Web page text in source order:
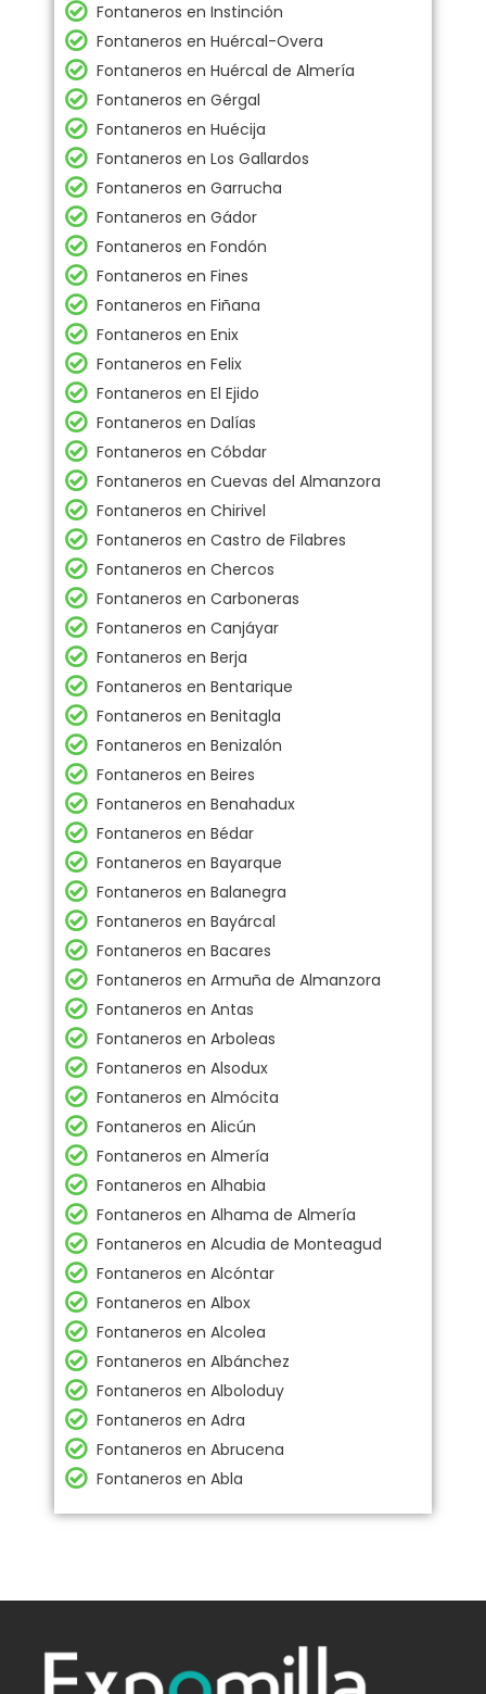
Fontaneros en Instinción
Fontaneros en Huércal-Overa
Fontaneros en Huércal de Almería
Fontaneros en Gérgal
Fontaneros en Huécija
Fontaneros en Los Gallardos
Fontaneros en Garrucha
Fontaneros en Gádor
Fontaneros en Fondón
Fontaneros en Fines
Fontaneros en Fiñana
Fontaneros en Enix
Fontaneros en Felix
Fontaneros en El Ejido
Fontaneros en Dalías
Fontaneros en Cóbdar
Fontaneros en Cuevas del Almanzora
Fontaneros en Chirivel
Fontaneros en Castro de Filabres
Fontaneros en Chercos
Fontaneros en Carboneras
Fontaneros en Canjáyar
Fontaneros en Berja
Fontaneros en Bentarique
Fontaneros en Benitagla
Fontaneros en Benizalón
Fontaneros en Beires
Fontaneros en Benahadux
Fontaneros en Bédar
Fontaneros en Bayarque
Fontaneros en Balanegra
Fontaneros en Bayárcal
Fontaneros en Bacares
Fontaneros en Armuña de Almanzora
Fontaneros en Antas
Fontaneros en Arboleas
Fontaneros en Alsodux
Fontaneros en Almócita
Fontaneros en Alicún
Fontaneros en Almería
Fontaneros en Alhabia
Fontaneros en Alhama de Almería
Fontaneros en Alcudia de Monteagud
Fontaneros en Alcóntar
Fontaneros en Albox
Fontaneros en Alcolea
Fontaneros en Albánchez
Fontaneros en Alboloduy
Fontaneros en Adra
Fontaneros en Abrucena
Fontaneros en Abla